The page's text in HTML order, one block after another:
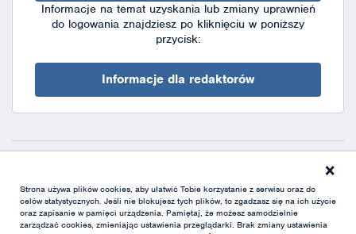
Informacje na temat uzyskania lub zmiany uprawnień
do logowania znajdziesz po kliknięciu w poniższy
przycisk:
Informacje dla redaktorów
XML
Strona używa plików cookies, aby ułatwić Tobie korzystanie z serwisu oraz do
celów statystycznych. Jeśli nie blokujesz tych plików, to zgadzasz się na ich użycie
oraz zapisanie w pamięci urządzenia. Pamiętaj, że możesz samodzielnie
zarządzać cookies, zmieniając ustawienia przeglądarki. Brak zmiany ustawienia
×